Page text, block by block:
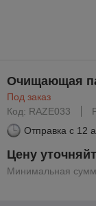
Очищающая
Под заказ
Код: RAZE033
Отправка с 12
Цену
Минимальная